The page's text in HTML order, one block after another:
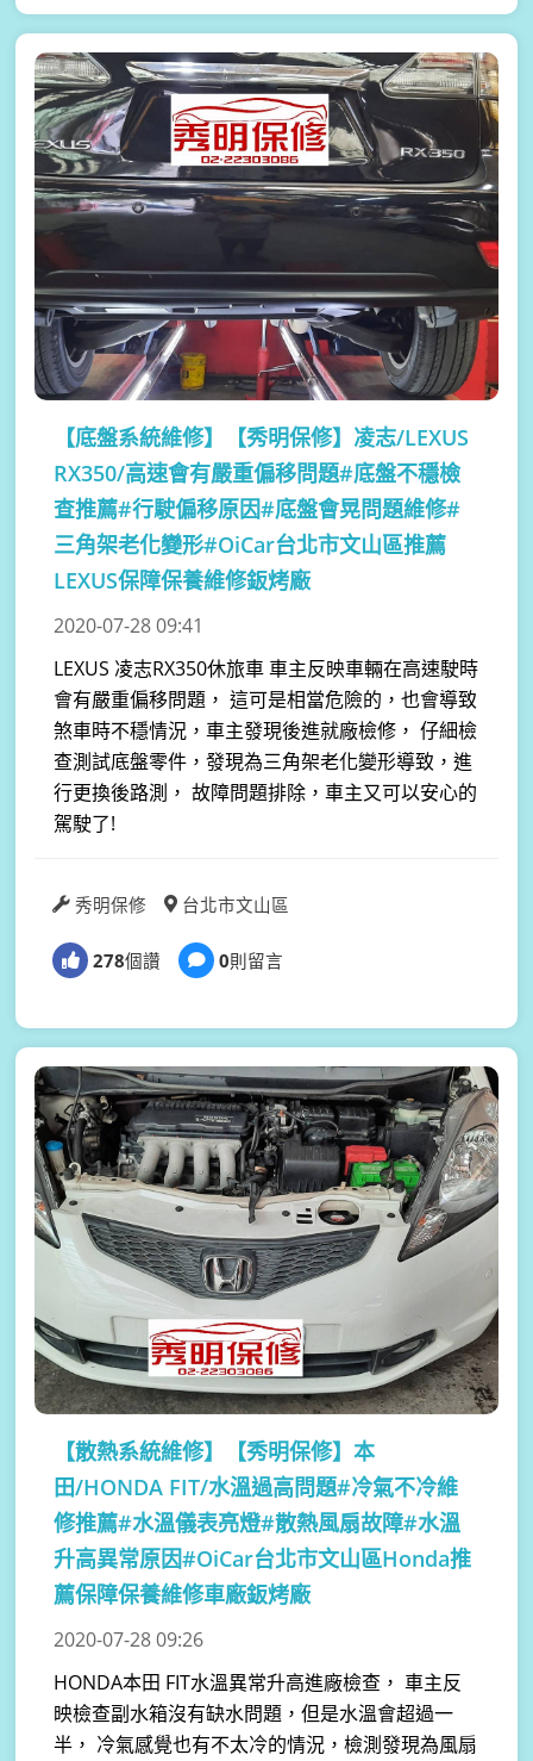
【底盤系統維修】
【秀明保修】凌志/LEXUS
RX350/高速會有嚴重偏移問題#底盤不穩檢
查推薦#行駛偏移原因#底盤會晃問題維修#
三角架老化變形#OiCar台北市文山區推薦
LEXUS保障保養維修鈑烤廠
2020-07-28 09:41
LEXUS 凌志RX350休旅車 車主反映車輛在高速駛時
會有嚴重偏移問題， 這可是相當危險的，也會導致
煞車時不穩情況，車主發現後進就廠檢修， 仔細檢
查測試底盤零件，發現為三角架老化變形導致，進
行更換後路測， 故障問題排除，車主又可以安心的
駕駛了!
秀明保修 台北市文山區
278個讚 0則留言
【散熱系統維修】
【秀明保修】本
田/HONDA FIT/水溫過高問題#冷氣不冷維
修推薦#水溫儀表亮燈#散熱風扇故障#水溫
升高異常原因#OiCar台北市文山區Honda推
薦保障保養維修車廠鈑烤廠
2020-07-28 09:26
HONDA本田 FIT水溫異常升高進廠檢查， 車主反
映檢查副水箱沒有缺水問題，但是水溫會超過一
半， 冷氣感覺也有不太冷的情況，檢測發現為風扇